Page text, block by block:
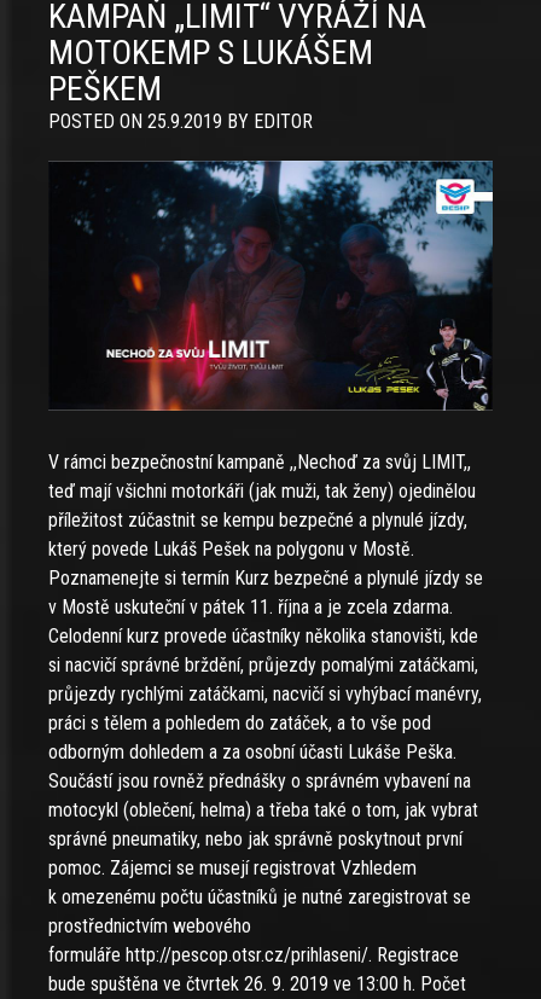
KAMPAŇ „LIMIT“ VYRÁŽÍ NA
MOTOKEMP S LUKÁŠEM
PEŠKEM
POSTED ON 25.9.2019 BY EDITOR
V rámci bezpečnostní kampaně ,,Nechoď za svůj LIMIT,,
teď mají všichni motorkáři (jak muži, tak ženy) ojedinělou
příležitost zúčastnit se kempu bezpečné a plynulé jízdy,
který povede Lukáš Pešek na polygonu v Mostě.
Poznamenejte si termín Kurz bezpečné a plynulé jízdy se
v Mostě uskuteční v pátek 11. října a je zcela zdarma.
Celodenní kurz provede účastníky několika stanovišti, kde
si nacvičí správné brždění, průjezdy pomalými zatáčkami,
průjezdy rychlými zatáčkami, nacvičí si vyhýbací manévry,
práci s tělem a pohledem do zatáček, a to vše pod
odborným dohledem a za osobní účasti Lukáše Peška.
Součástí jsou rovněž přednášky o správném vybavení na
motocykl (oblečení, helma) a třeba také o tom, jak vybrat
správné pneumatiky, nebo jak správně poskytnout první
pomoc. Zájemci se musejí registrovat Vzhledem
k omezenému počtu účastníků je nutné zaregistrovat se
prostřednictvím webového
formuláře http://pescop.otsr.cz/prihlaseni/. Registrace
bude spuštěna ve čtvrtek 26. 9. 2019 ve 13:00 h. Počet